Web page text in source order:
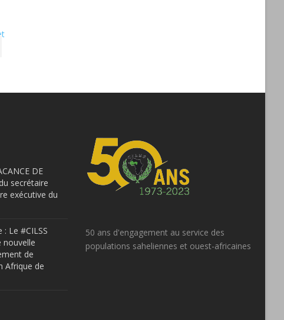
DE
secrétaire
exécutive du
Le #CILSS
nouvelle
de
Afrique de
50 ans d'engagement au service des
populations saheliennes et ouest-africaines